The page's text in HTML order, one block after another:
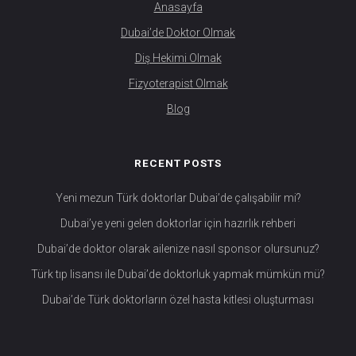
Anasayfa
Dubai’de Doktor Olmak
Diş Hekimi Olmak
Fizyoterapist Olmak
Blog
RECENT POSTS
Yeni mezun Türk doktorlar Dubai’de çalışabilir mi?
Dubai’ye yeni gelen doktorlar için hazırlık rehberi
Dubai’de doktor olarak ailenize nasıl sponsor olursunuz?
Türk tıp lisansı ile Dubai’de doktorluk yapmak mümkün mü?
Dubai’de Türk doktorların özel hasta kitlesi oluşturması